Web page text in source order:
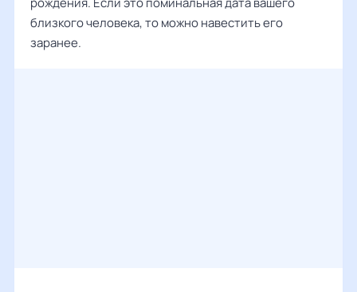
близкого человека, то можно навестить его
заранее.